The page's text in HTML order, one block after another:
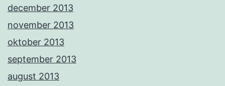
december 2013
november 2013
oktober 2013
september 2013
august 2013